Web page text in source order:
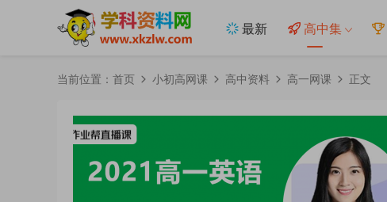
最新 高中集
当前位置： 首页 小初高网课 高中资料 高一网课 正文